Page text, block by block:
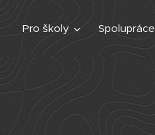
Pro školy Spolupráce